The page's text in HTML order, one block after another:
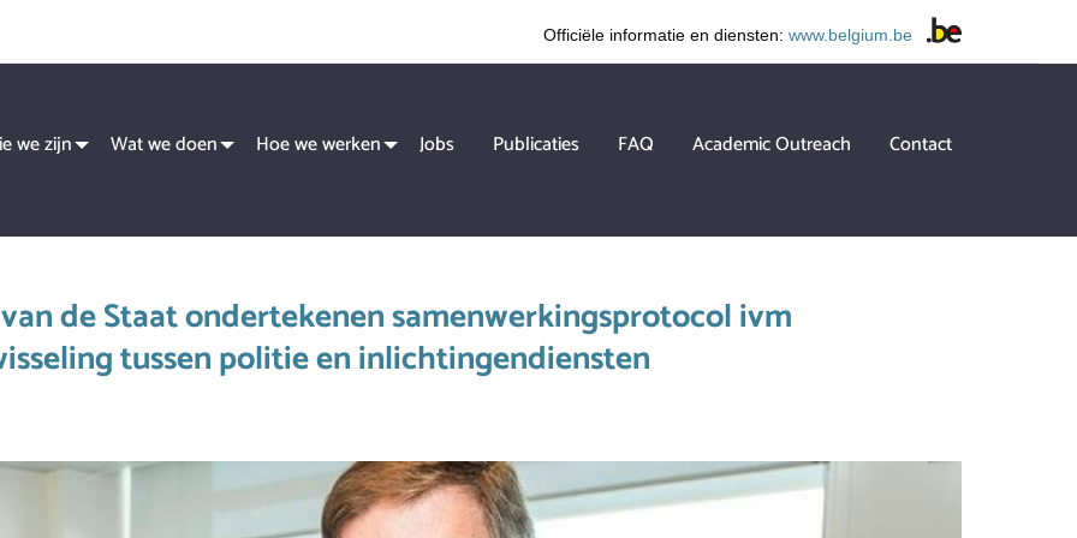
Officiële informatie en diensten: www.belgium.be
we zijn Wat we doen Hoe we werken Jobs Publicaties FAQ Academic Outreach Contact
de Staat ondertekenen samenwerkingsprotocol ivm
tussen politie en inlichtingendiensten